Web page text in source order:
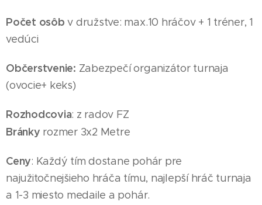
Počet osôb v družstve: max.10 hráčov + 1 tréner, 1
vedúci
Občerstvenie: Zabezpečí organizátor turnaja
(ovocie+ keks)
Rozhodcovia: z radov FZ
Bránky rozmer 3x2 Metre
Ceny: Každý tím dostane pohár pre
najužitočnejšieho hráča tímu, najlepší hráč turnaja
a 1-3 miesto medaile a pohár.